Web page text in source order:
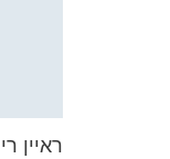
ראיין